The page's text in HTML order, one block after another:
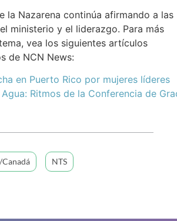
la Nazarena continúa afirmando a las
ministerio y el liderazgo. Para más
vea los siguientes artículos
de NCN News:
en Puerto Rico por mujeres líderes
Agua: Ritmos de la Conferencia de
NTS